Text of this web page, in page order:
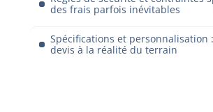
des frais parfois inévitables
Spécifications et personnalisation
devis à la réalité du terrain